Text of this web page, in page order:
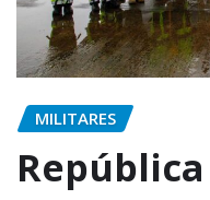
MILITARES